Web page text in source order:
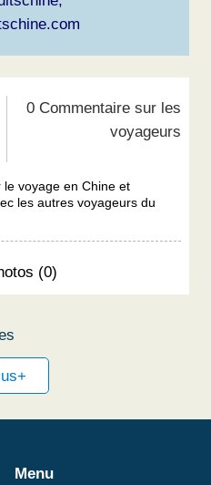
0 Commentaire sur les
voyageurs
voyage en Chine et
les autres voyageurs du
(0)
Menu